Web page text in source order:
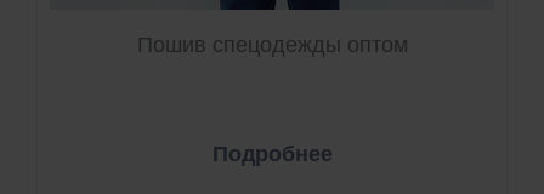
Пошив спецодежды оптом
Подробнее